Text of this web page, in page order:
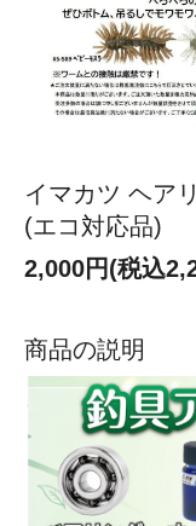
イマカツ ヘア
(エコ対応品)
2,000円(税込
商品の説明